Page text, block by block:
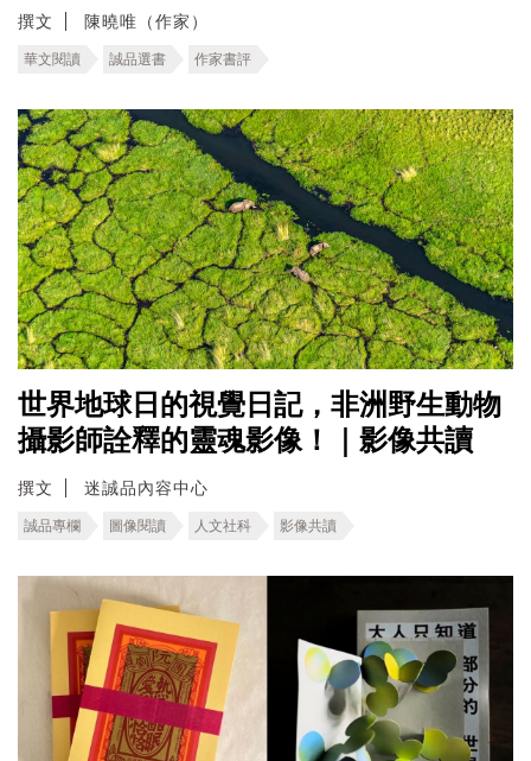
撰文 陳曉唯（作家）
華文閱讀 誠品選書 作家書評
世界地球日的視覺日記，非洲野生動物
攝影師詮釋的靈魂影像！｜影像共讀
撰文 迷誠品內容中心
誠品專欄 圖像閱讀 人文社科 影像共讀